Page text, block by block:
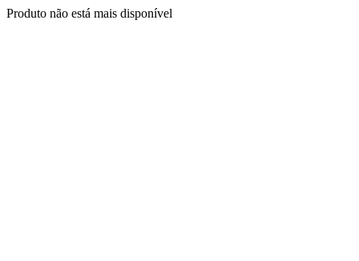
Produto não está mais disponível